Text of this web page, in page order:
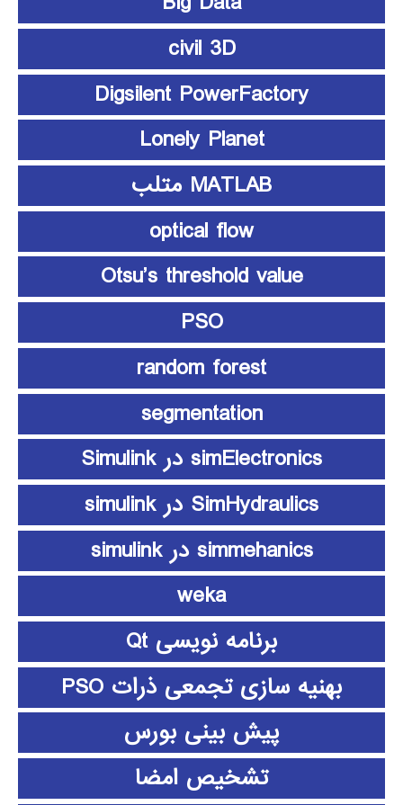
civil 3D
Digsilent PowerFactory
Lonely Planet
MATLAB متلب
optical flow
Otsu’s threshold value
PSO
random forest
segmentation
simElectronics در Simulink
SimHydraulics در simulink
simmehanics در simulink
weka
برنامه نویسی Qt
بهنیه سازی تجمعی ذرات PSO
پیش بینی بورس
تشخیص امضا